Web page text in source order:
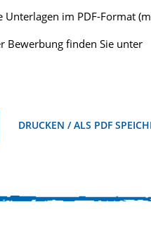
im PDF-Format
Bewerbung finden Sie unter
DRUCKEN / ALS PDF